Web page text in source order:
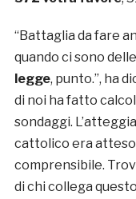
“Battaglia da fare
quando ci sono
legge, punto.”, ha
di noi ha fatto
sondaggi.
cattolico era
comprensibile.
di chi collega